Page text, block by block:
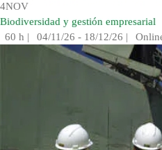
4NOV
Biodiversidad y gestión empresarial
60 h | 04/11/26 - 18/12/26 |